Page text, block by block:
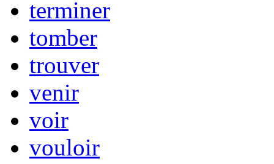
terminer
tomber
trouver
venir
voir
vouloir